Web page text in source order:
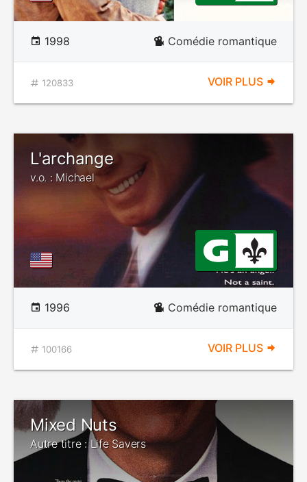
1998 Comédie romantique
120833 VOIR PLUS
L'archange
v.o. : Michael
1996 Comédie romantique
100166 VOIR PLUS
Mixed Nuts
Autre titre : Life Savers